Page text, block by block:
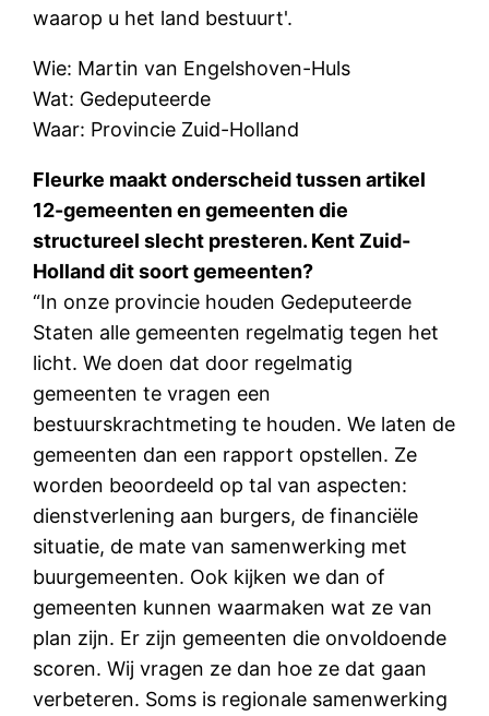
waarop u het land bestuurt'.
Wie: Martin van Engelshoven-Huls
Wat: Gedeputeerde
Waar: Provincie Zuid-Holland
Fleurke maakt onderscheid tussen artikel
12-gemeenten en gemeenten die
structureel slecht presteren. Kent Zuid-
Holland dit soort gemeenten?
“In onze provincie houden Gedeputeerde
Staten alle gemeenten regelmatig tegen het
licht. We doen dat door regelmatig
gemeenten te vragen een
bestuurskrachtmeting te houden. We laten de
gemeenten dan een rapport opstellen. Ze
worden beoordeeld op tal van aspecten:
dienstverlening aan burgers, de financiële
situatie, de mate van samenwerking met
buurgemeenten. Ook kijken we dan of
gemeenten kunnen waarmaken wat ze van
plan zijn. Er zijn gemeenten die onvoldoende
scoren. Wij vragen ze dan hoe ze dat gaan
verbeteren. Soms is regionale samenwerking